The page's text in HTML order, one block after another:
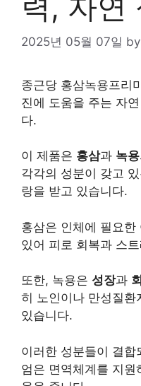
2025년 05월 07일 by
종근당 홍삼녹용프리
진에 도움을 주는 자
다.
이 제품은 홍삼과 녹용
각각의 성분이 갖고
랑을 받고 있습니다.
홍삼은 인체에 필요한
있어 피로 회복과 스
또한, 녹용은 성장과
히 노인이나 만성질환
있습니다.
이러한 성분들이 결합
엄은 면역체계를 지원